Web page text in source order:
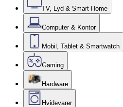
TV, Lyd & Smart Home
Computer & Kontor
Mobil, Tablet & Smartwatch
Gaming
Hardware
Hvidevarer